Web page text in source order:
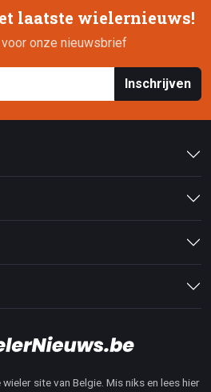
laatste wielernieuws!
onze nieuwsbrief
Inschrijven
site van Belgie. Mis niks en lees hier